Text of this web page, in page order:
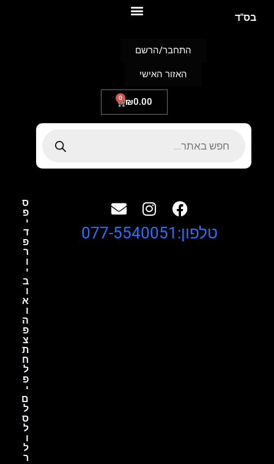
בס"ד
₪0.00
0
התחבר/הרשם
האזור האישי
ס
פ
י
ד
פ
ר
ו
י
ב
ו
א
ו
ה
פ
צ
ת
ח
ל
פ
י
ם
ל
ס
ל
ו
ל
ר
טלפון:077-5540051